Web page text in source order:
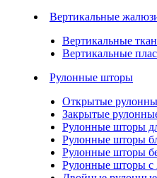
Вертикальные
Вертикальные
Вертикальные
Рулонные шторы
Открытые
Закрытые
Рулонные шторы
Рулонные шторы
Рулонные шторы
Рулонные шторы с